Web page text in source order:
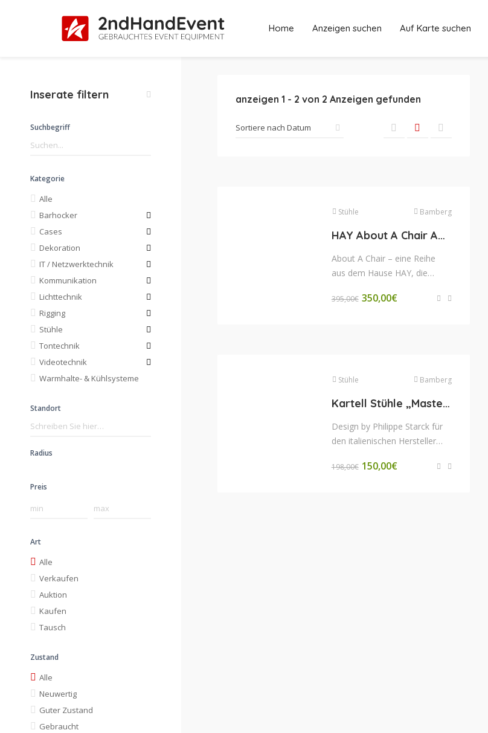
Home Anzeigen suchen Auf Karte suchen
Inserate filtern
Suchbegriff
Kategorie
Alle
Barhocker
Cases
Dekoration
IT / Netzwerktechnik
Kommunikation
Lichttechnik
Rigging
Stühle
Tontechnik
Videotechnik
Warmhalte- & Kühlsysteme
Standort
Radius
Preis
Art
Alle
Verkaufen
Auktion
Kaufen
Tausch
Zustand
Alle
Neuwertig
Guter Zustand
Gebraucht
anzeigen 1 - 2 von 2 Anzeigen gefunden
Stühle Bamberg
HAY About A Chair AAC 23
About A Chair – eine Reihe
aus dem Hause HAY, die
erreicht hat. Entdecken Sie
395,00€ 350,00€
Stühle Bamberg
Kartell Stühle „Masters”
Design by Philippe Starck für
den italienischen Hersteller
durchgefärbtes Polypropylen
198,00€ 150,00€